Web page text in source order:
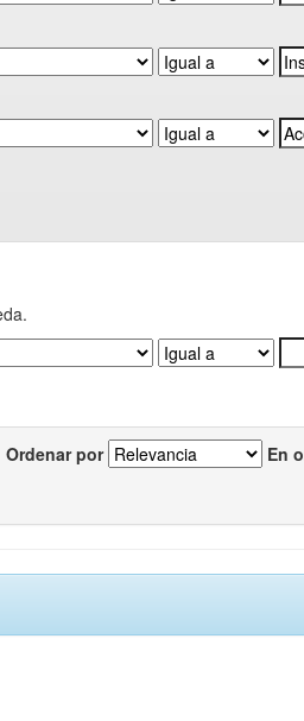
Ordenar por En